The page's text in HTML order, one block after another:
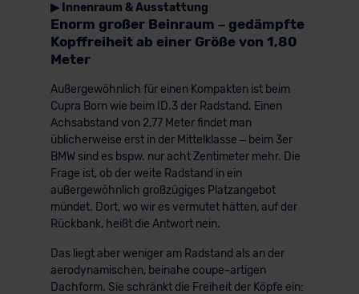
▶ Innenraum & Ausstattung
Enorm großer Beinraum – gedämpfte
Kopffreiheit ab einer Größe von 1,80
Meter
Außergewöhnlich für einen Kompakten ist beim
Cupra Born wie beim ID.3 der Radstand. Einen
Achsabstand von 2,77 Meter findet man
üblicherweise erst in der Mittelklasse – beim 3er
BMW sind es bspw. nur acht Zentimeter mehr. Die
Frage ist, ob der weite Radstand in ein
außergewöhnlich großzügiges Platzangebot
mündet. Dort, wo wir es vermutet hätten, auf der
Rückbank, heißt die Antwort nein.
Das liegt aber weniger am Radstand als an der
aerodynamischen, beinahe coupe-artigen
Dachform. Sie schränkt die Freiheit der Köpfe ein: